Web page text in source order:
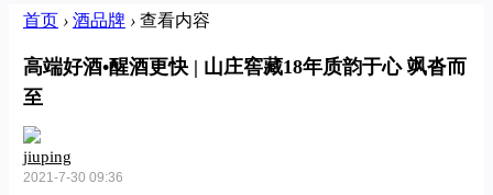
首页 › 酒品牌 ›查看内容
高端好酒•醒酒更快 | 山庄窖藏18年质韵于心 飒沓而
至
jiuping
2021-7-30 09:36